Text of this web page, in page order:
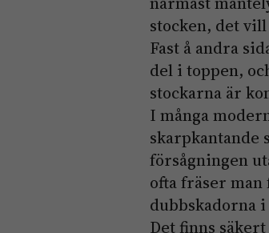
stocken, det
Fast å andra
del i toppen,
stockarna är
I många
försågningen
ofta fräser
dubbskadorna
Det finns